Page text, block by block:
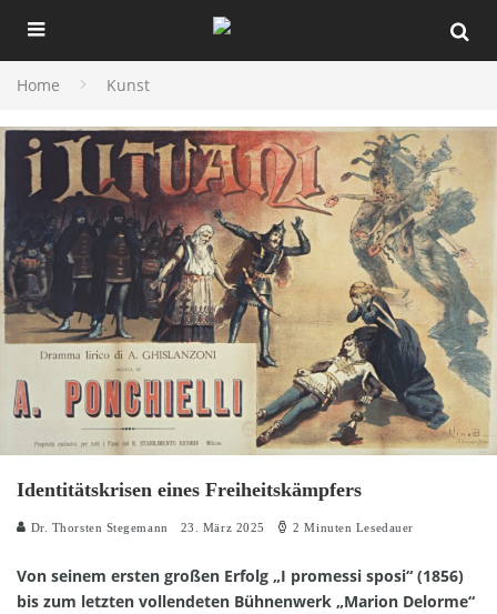
Home Kunst
Identitätskrisen eines Freiheitskämpfers
Dr. Thorsten Stegemann 23. März 2025 2 Minuten Lesedauer
Von seinem ersten großen Erfolg „I promessi sposi“ (1856)
bis zum letzten vollendeten Bühnenwerk „Marion Delorme“